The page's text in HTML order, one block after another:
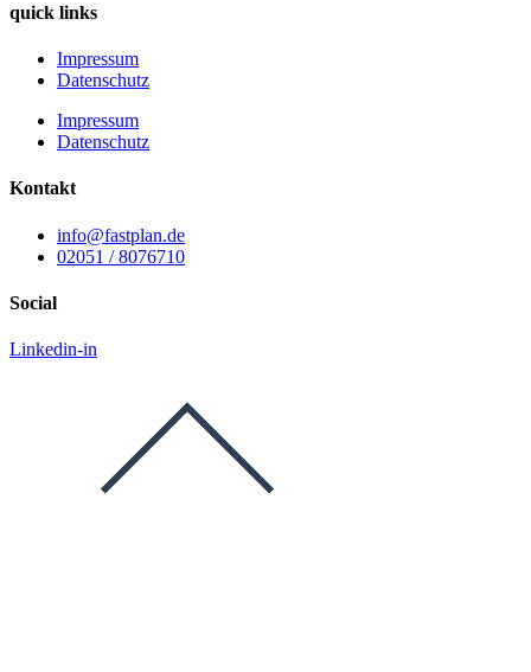
quick links
Impressum
Datenschutz
Impressum
Datenschutz
Kontakt
info@fastplan.de
02051 / 8076710
Social
Linkedin-in